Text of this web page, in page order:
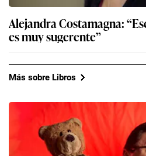
Alejandra Costamagna:
es muy sugerente”
Más sobre Libros